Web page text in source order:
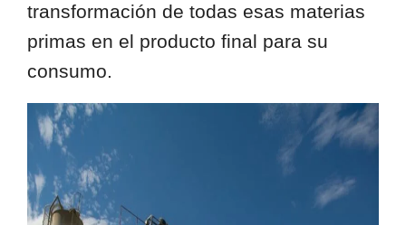
transformación de todas esas materias
primas en el producto final para su
consumo.